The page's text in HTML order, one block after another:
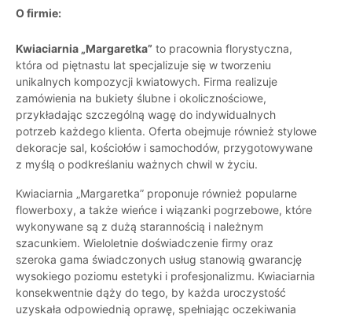
O firmie:
Kwiaciarnia „Margaretka” to pracownia florystyczna,
która od piętnastu lat specjalizuje się w tworzeniu
unikalnych kompozycji kwiatowych. Firma realizuje
zamówienia na bukiety ślubne i okolicznościowe,
przykładając szczególną wagę do indywidualnych
potrzeb każdego klienta. Oferta obejmuje również stylowe
dekoracje sal, kościołów i samochodów, przygotowywane
z myślą o podkreślaniu ważnych chwil w życiu.
Kwiaciarnia „Margaretka” proponuje również popularne
flowerboxy, a także wieńce i wiązanki pogrzebowe, które
wykonywane są z dużą starannością i należnym
szacunkiem. Wieloletnie doświadczenie firmy oraz
szeroka gama świadczonych usług stanowią gwarancję
wysokiego poziomu estetyki i profesjonalizmu. Kwiaciarnia
konsekwentnie dąży do tego, by każda uroczystość
uzyskała odpowiednią oprawę, spełniając oczekiwania